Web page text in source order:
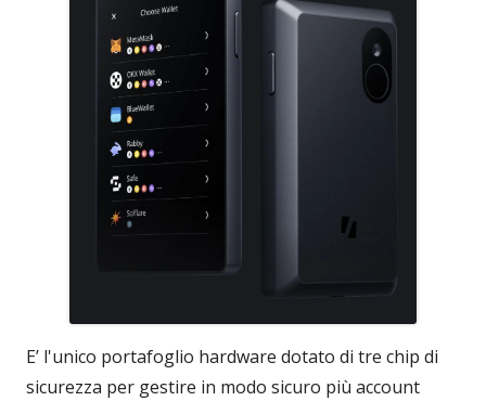
E’ l'unico portafoglio hardware dotato di tre chip di
sicurezza per gestire in modo sicuro più account